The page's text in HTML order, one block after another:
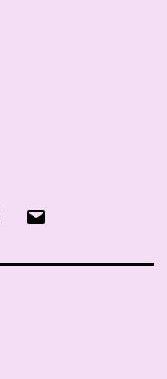
Instagram